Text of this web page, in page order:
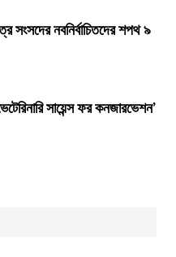
সংসদের নবনির্বাচিতদের শপথ ৯
সায়েন্স ফর কনজারভেশন’